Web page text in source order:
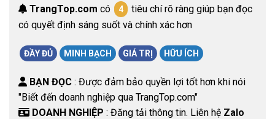
TrangTop.com có 4
tiêu chí rõ ràng giúp bạn đọc
có quyết định sáng suốt và chính xác hơn
ĐẦY ĐỦ MINH BẠCH GIÁ TRỊ HỮU ÍCH
BẠN ĐỌC : Được đảm bảo quyền lợi tốt hơn khi nói
"Biết đến doanh nghiệp qua TrangTop.com"
DOANH NGHIỆP : Đăng tải thông tin. Liên hệ Zalo